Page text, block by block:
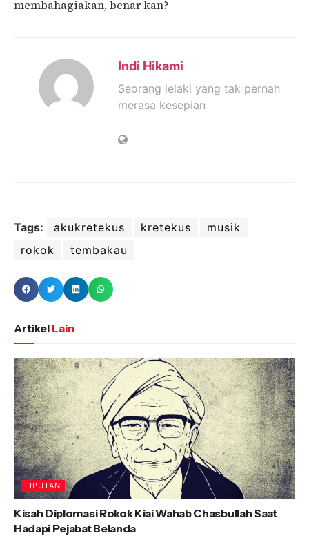
membahagiakan, benar kan?
Indi Hikami
Seorang lelaki yang tak pernah
merasa kesepian
Tags: akukretekus kretekus
musik
rokok
tembakau
Artikel Lain
LIPUTAN
Kisah Diplomasi Rokok Kiai Wahab Chasbullah Saat
Hadapi Pejabat Belanda